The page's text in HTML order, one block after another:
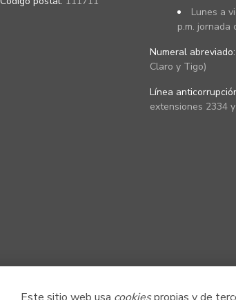
Lunes a
p.m. jornada
Numeral abreviado:
Claro y Tigo)
Línea
extensiones 2334